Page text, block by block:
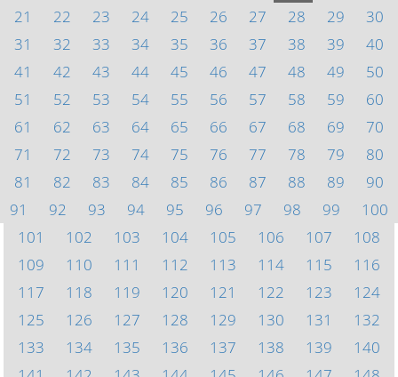
21
22 23 24 25 26 27 28 29
30
31
32 33 34 35 36 37 38 39
40
41
42 43 44 45 46 47 48 49
50
51
52 53 54 55 56 57 58 59
60
61
62 63 64 65 66 67 68 69
70
71
72 73 74 75 76 77 78 79
80
81
82 83 84 85 86 87 88 89
90
91
92 93 94 95 96 97 98 99
100
101
102 103 104 105 106 107
108
109
110 111 112 113 114 115
116
117
118 119 120 121 122 123
124
125
126 127 128 129 130 131
132
133
134 135 136 137 138 139
140